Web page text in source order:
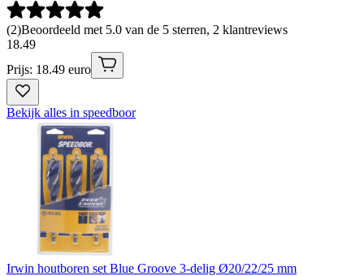
(2)Beoordeeld met 5.0 van de 5 sterren, 2 klantreviews
18.49
Prijs: 18.49 euro
Bekijk alles in speedboor
Irwin houtboren set Blue Groove 3-delig Ø20/22/25 mm